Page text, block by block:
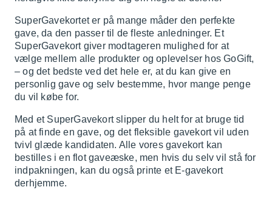
SuperGavekortet er på mange måder den perfekte
gave, da den passer til de fleste anledninger. Et
SuperGavekort giver modtageren mulighed for at
vælge mellem alle produkter og oplevelser hos GoGift,
– og det bedste ved det hele er, at du kan give en
personlig gave og selv bestemme, hvor mange penge
du vil købe for.
Med et SuperGavekort slipper du helt for at bruge tid
på at finde en gave, og det fleksible gavekort vil uden
tvivl glæde kandidaten. Alle vores gavekort kan
bestilles i en flot gaveæske, men hvis du selv vil stå for
indpakningen, kan du også printe et E-gavekort
derhjemme.